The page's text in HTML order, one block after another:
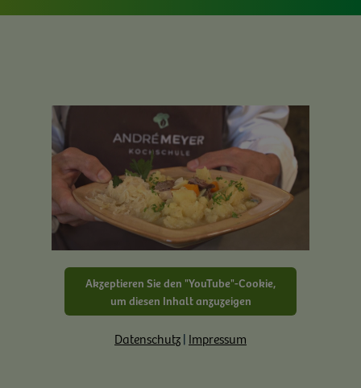
Akzeptieren Sie den "YouTube"-Cookie,
um diesen Inhalt anzuzeigen
Datenschutz| Impressum